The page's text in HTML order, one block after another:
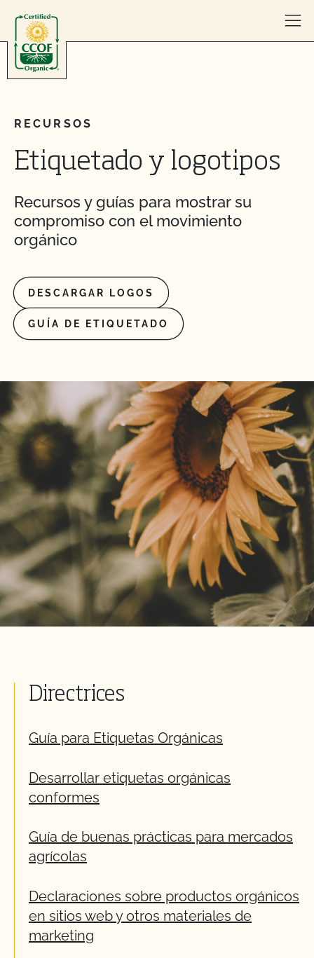
RECURSOS
Etiquetado y logotipos
Recursos y guías para mostrar su
compromiso con el movimiento
orgánico
DESCARGAR LOGOS
GUÍA DE ETIQUETADO
Directrices
Guía para Etiquetas Orgánicas
Desarrollar etiquetas orgánicas
conformes
Guía de buenas prácticas para mercados
agrícolas
Declaraciones sobre productos orgánicos
en sitios web y otros materiales de
marketing